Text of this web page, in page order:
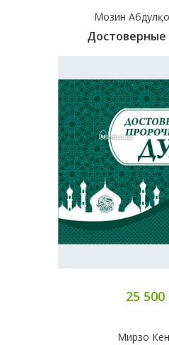
Мозин
Достоверные
25
Мирзо